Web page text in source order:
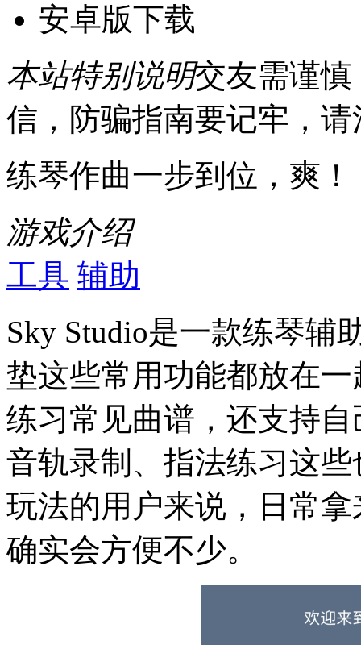
安卓版下载
本站特别说明交友需谨
信，防骗指南要记牢，
练琴作曲一步到位，爽！
游戏介绍
工具 辅助
Sky Studio是一款练琴辅
垫这些常用功能都放在
练习常见曲谱，还支持
音轨录制、指法练习这
玩法的用户来说，日常
确实会方便不少。